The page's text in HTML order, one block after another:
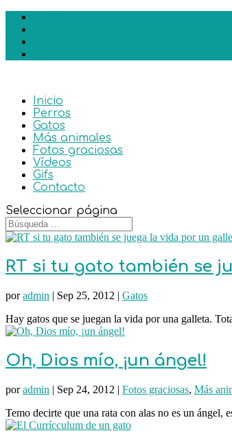
Inicio
Perros
Gatos
Más animales
Fotos graciosas
Vídeos
Gifs
Contacto
Seleccionar página
RT si tu gato también se
poradmin | Sep 25, 2012 | Gatos
Hay gatos que se juegan la vida por una galleta.
Oh, Dios mío, ¡un ángel!
poradmin | Sep 24, 2012 | Fotos graciosas, Más
Temo decirte que una rata con alas no es un ángel,